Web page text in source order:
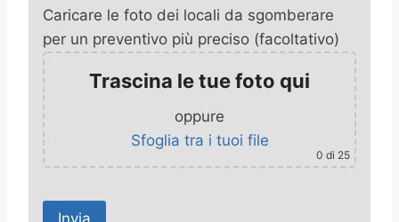
Caricare le foto dei locali da sgomberare
per un preventivo più preciso (facoltativo)
Trascina le tue foto qui
oppure
Sfoglia tra i tuoi file
0 di 25